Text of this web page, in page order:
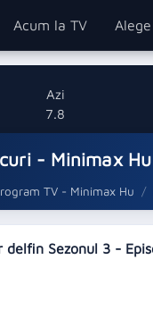
Acum la TV
Azi
7.8
- Minimax Hu
TV - Minimax Hu
delfin Sezonul 3 -